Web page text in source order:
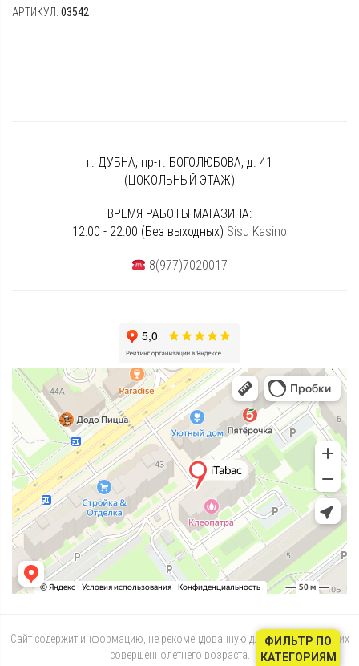
АРТИКУЛ: 03542
г. ДУБНА, пр-т. БОГОЛЮБОВА, д. 41
(ЦОКОЛЬНЫЙ ЭТАЖ)
ВРЕМЯ РАБОТЫ МАГАЗИНА:
12:00 - 22:00 (Без выходных) Sisu Kasino
8(977)7020017
Сайт содержит информацию, не рекомендованную для лиц, не достигших
совершеннолетнего возраста.
ФИЛЬТР ПО
КАТЕГОРИЯМ